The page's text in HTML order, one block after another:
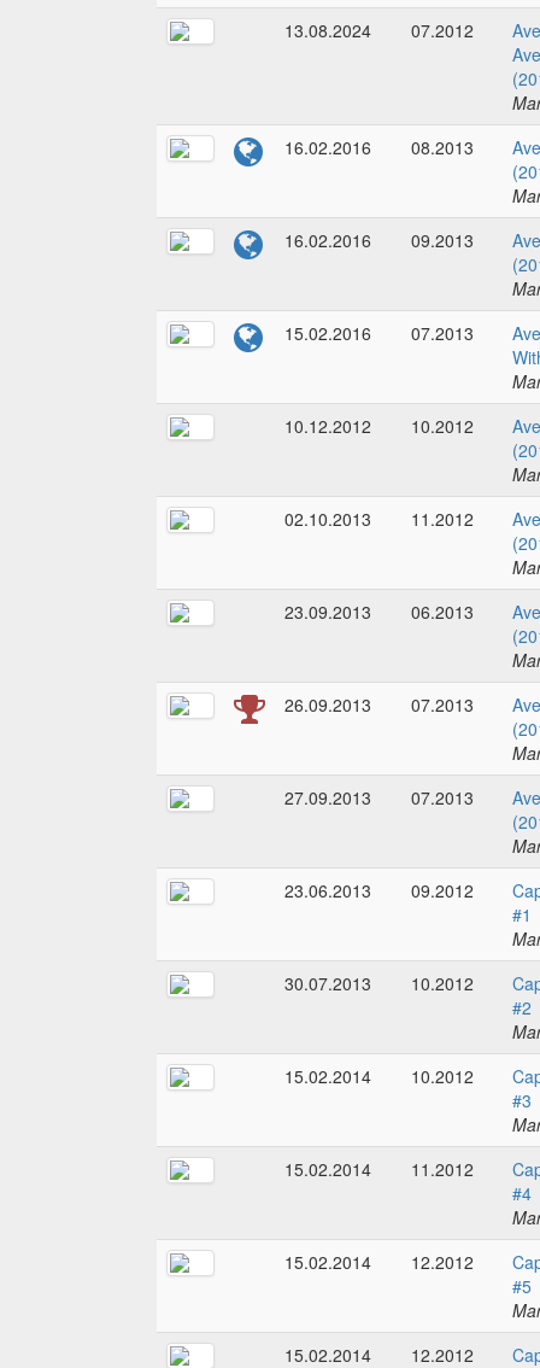
13.08.2024
07.2012
16.02.2016
08.2013
16.02.2016
09.2013
15.02.2016
07.2013
10.12.2012
10.2012
02.10.2013
11.2012
23.09.2013
06.2013
26.09.2013
07.2013
27.09.2013
07.2013
23.06.2013
09.2012
#1
30.07.2013
10.2012
#2
15.02.2014
10.2012
#3
15.02.2014
11.2012
#4
15.02.2014
12.2012
#5
15.02.2014
12.2012